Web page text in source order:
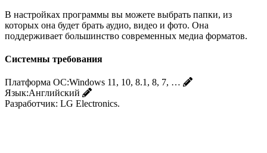
В настройках программы вы можете выбрать папки, из
которых она будет брать аудио, видео и фото. Она
поддерживает большинство современных медиа форматов.
Системны требования
Платформа ОС:Windows 11, 10, 8.1, 8, 7, …
Язык:Английский
Разработчик: LG Electronics.